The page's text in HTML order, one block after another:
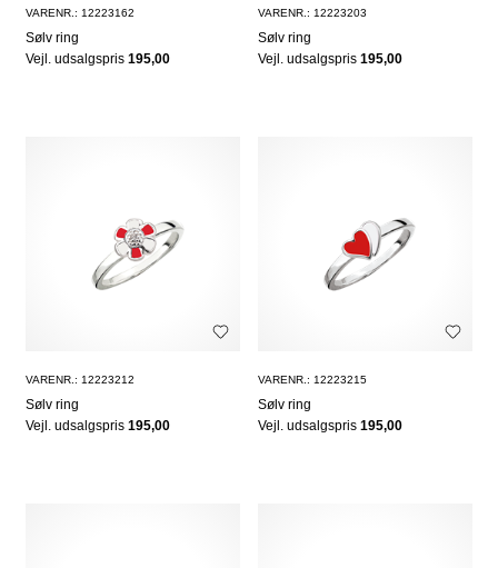
VARENR.: 12223162
Sølv ring
Vejl. udsalgspris 195,00
VARENR.: 12223203
Sølv ring
Vejl. udsalgspris195,00
VARENR.: 12223212
Sølv ring
Vejl. udsalgspris 195,00
VARENR.: 12223215
Sølv ring
Vejl. udsalgspris195,00